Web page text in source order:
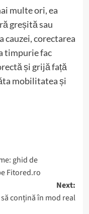
multe ori, ea
greșită sau
corectarea
timpurie fac
și grijă față
mobilitatea și
ghid de
Fitored.ro
Next:
conțină în mod real